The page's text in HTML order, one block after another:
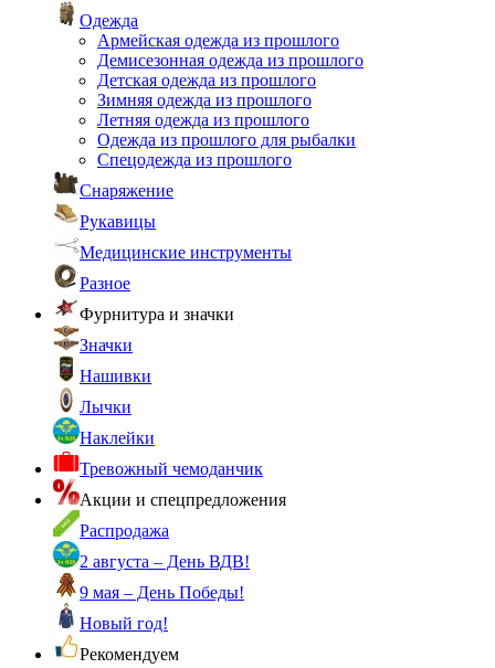
Одежда
Армейская одежда из прошлого
Демисезонная одежда из прошлого
Детская одежда из прошлого
Зимняя одежда из прошлого
Летняя одежда из прошлого
Одежда из прошлого для рыбалки
Спецодежда из прошлого
Снаряжение
Рукавицы
Медицинские инструменты
Разное
Фурнитура и значки
Значки
Нашивки
Лычки
Наклейки
Тревожный чемоданчик
Акции и спецпредложения
Распродажа
2 августа – День ВДВ!
9 мая – День Победы!
Новый год!
Рекомендуем